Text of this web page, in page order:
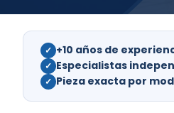
✓ +10 años de
✓ Especialistas
✓ Pieza exacta por